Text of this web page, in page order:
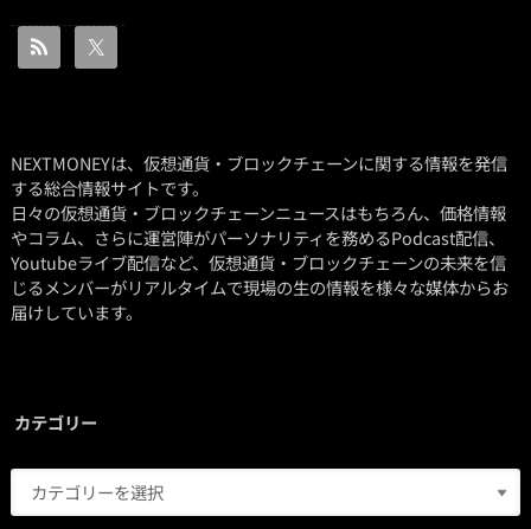
NEXTMONEYは、仮想通貨・ブロックチェーンに関する情報を発信
する総合情報サイトです。
日々の仮想通貨・ブロックチェーンニュースはもちろん、価格情報
やコラム、さらに運営陣がパーソナリティを務めるPodcast配信、
Youtubeライブ配信など、仮想通貨・ブロックチェーンの未来を信
じるメンバーがリアルタイムで現場の生の情報を様々な媒体からお
届けしています。
カテゴリー